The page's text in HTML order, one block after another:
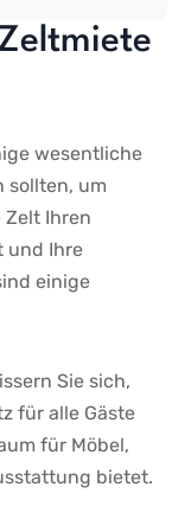
wesentliche
sollten,⁢ um
⁢Zelt Ihren
und Ihre‌
einige
Sie sich,
für ⁤alle Gäste‍
für Möbel,
bietet.